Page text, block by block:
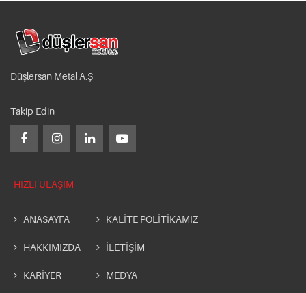
Düşlersan Metal A.Ş
Takip Edin
HIZLI ULAŞIM
ANASAYFA
HAKKIMIZDA
KARİYER
KALİTE POLİTİKAMIZ
İLETİŞİM
MEDYA